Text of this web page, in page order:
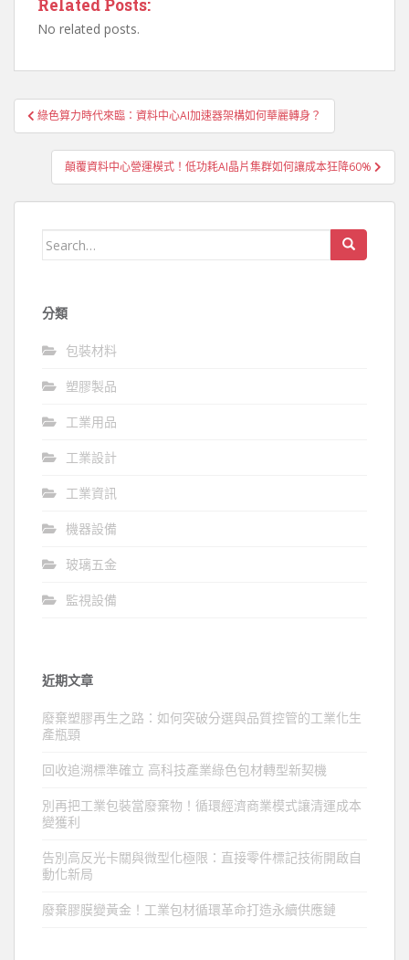
Related Posts:
No related posts.
文
章
綠色算力時代來臨：資料中心AI加速器架構如何華麗轉身？
顛覆資料中心營運模式！低功耗AI晶片集群如何讓成本狂降60%
Search
分類
包裝材料
塑膠製品
工業用品
工業設計
工業資訊
機器設備
玻璃五金
監視設備
近期文章
廢棄塑膠再生之路：如何突破分選與品質控管的工業化生
產瓶頸
回收追溯標準確立 高科技產業綠色包材轉型新契機
別再把工業包裝當廢棄物！循環經濟商業模式讓清運成本
變獲利
告別高反光卡關與微型化極限：直接零件標記技術開啟自
動化新局
廢棄膠膜變黃金！工業包材循環革命打造永續供應鏈